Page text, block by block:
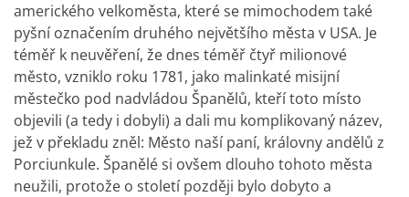
amerického velkoměsta, které se mimochodem také
pyšní označením druhého největšího města v USA. Je
téměř k neuvěření, že dnes téměř čtyř milionové
město, vzniklo roku 1781, jako malinkaté misijní
městečko pod nadvládou Španělů, kteří toto místo
objevili (a tedy i dobyli) a dali mu komplikovaný název,
jež v překladu zněl: Město naší paní, královny andělů z
Porciunkule. Španělé si ovšem dlouho tohoto města
neužili, protože o století později bylo dobyto a